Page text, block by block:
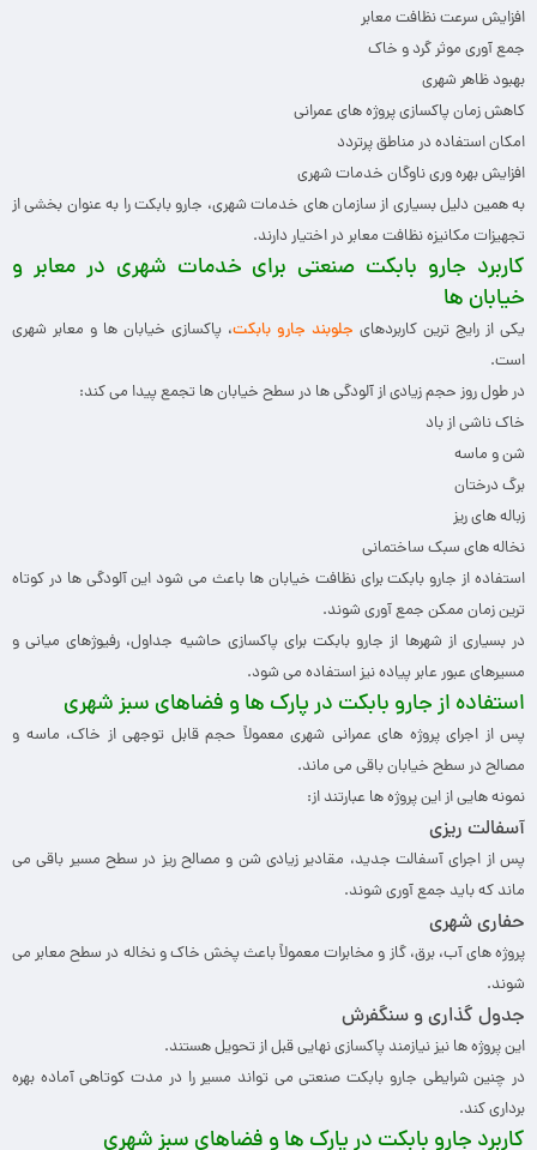
افزایش سرعت نظافت معابر
جمع آوری موثر گرد و خاک
بهبود ظاهر شهری
کاهش زمان پاکسازی پروژه های عمرانی
امکان استفاده در مناطق پرتردد
افزایش بهره وری ناوگان خدمات شهری
به همین دلیل بسیاری از سازمان های خدمات شهری، جارو بابکت را به عنوان بخشی از
تجهیزات مکانیزه نظافت معابر در اختیار دارند.
کاربرد جارو بابکت صنعتی برای خدمات شهری در معابر و
خیابان ها
یکی از رایج ترین کاربردهای جلوبند جارو بابکت، پاکسازی خیابان ها و معابر شهری
است.
در طول روز حجم زیادی از آلودگی ها در سطح خیابان ها تجمع پیدا می کند:
خاک ناشی از باد
شن و ماسه
برگ درختان
زباله های ریز
نخاله های سبک ساختمانی
استفاده از جارو بابکت برای نظافت خیابان ها باعث می شود این آلودگی ها در کوتاه
ترین زمان ممکن جمع آوری شوند.
در بسیاری از شهرها از جارو بابکت برای پاکسازی حاشیه جداول، رفیوژهای میانی و
مسیرهای عبور عابر پیاده نیز استفاده می شود.
استفاده از جارو بابکت در پارک ها و فضاهای سبز شهری
پس از اجرای پروژه های عمرانی شهری معمولاً حجم قابل توجهی از خاک، ماسه و
مصالح در سطح خیابان باقی می ماند.
نمونه هایی از این پروژه ها عبارتند از:
آسفالت ریزی
پس از اجرای آسفالت جدید، مقادیر زیادی شن و مصالح ریز در سطح مسیر باقی می
ماند که باید جمع آوری شوند.
حفاری شهری
پروژه های آب، برق، گاز و مخابرات معمولاً باعث پخش خاک و نخاله در سطح معابر می
شوند.
جدول گذاری و سنگفرش
این پروژه ها نیز نیازمند پاکسازی نهایی قبل از تحویل هستند.
در چنین شرایطی جارو بابکت صنعتی می تواند مسیر را در مدت کوتاهی آماده بهره
برداری کند.
کاربرد جارو بابکت در پارک ها و فضاهای سبز شهری